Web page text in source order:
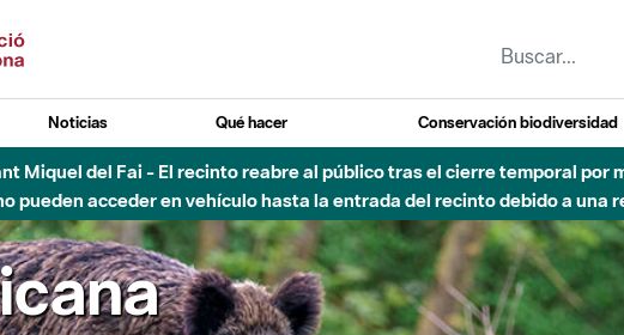
Noticias Qué hacer Conservación biodiversidad
Miquel del Fai - El recinto reabre al público tras el cierre temporal por
pueden acceder en vehículo hasta la entrada del recinto debido a una